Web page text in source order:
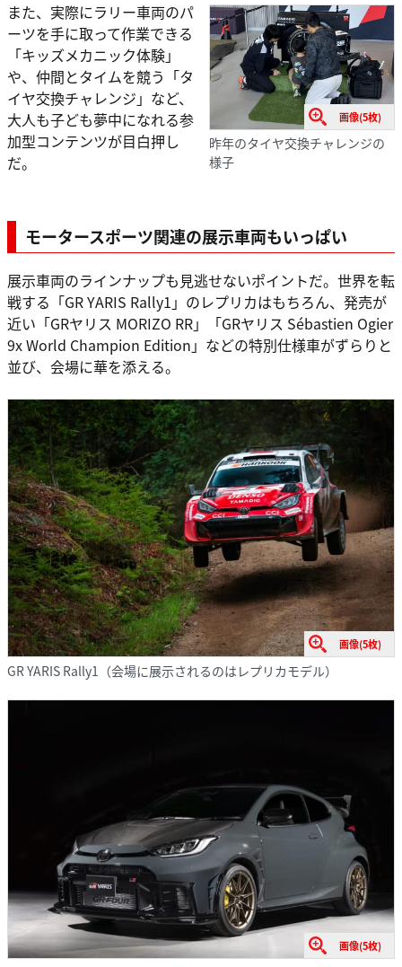
画像(5枚)
昨年のタイヤ交換チャレンジの
様子
また、実際にラリー車両のパ
ーツを手に取って作業できる
「キッズメカニック体験」
や、仲間とタイムを競う「タ
イヤ交換チャレンジ」など、
大人も子ども夢中になれる参
加型コンテンツが目白押し
だ。
モータースポーツ関連の展示車両もいっぱい
展示車両のラインナップも見逃せないポイントだ。世界を転
戦する「GR YARIS Rally1」のレプリカはもちろん、発売が
近い「GRヤリス MORIZO RR」「GRヤリス Sébastien Ogier
9x World Champion Edition」などの特別仕様車がずらりと
並び、会場に華を添える。
画像(5枚)
GR YARIS Rally1（会場に展示されるのはレプリカモデル）
画像(5枚)